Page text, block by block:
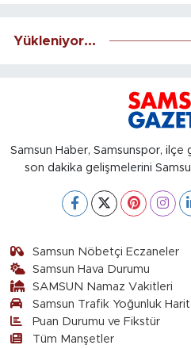
Yükleniyor...
Samsun Haber, Samsunspor,
son dakika gelişmelerini
Samsun Nöbetçi Eczaneler
Samsun Hava Durumu
SAMSUN Namaz Vakitleri
Samsun Trafik Yoğunluk
Puan Durumu ve Fikstür
Tüm Manşetler